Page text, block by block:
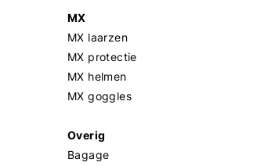
MX
MX laarzen
MX protectie
MX helmen
MX goggles
Overig
Bagage